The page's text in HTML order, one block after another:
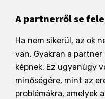
A partnerről se
Ha nem sikerül, az ok
van. Gyakran a
képnek. Ez ugyanúgy
minőségére, mint az
problémákra, amelyek